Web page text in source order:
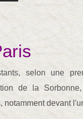
selon une
de la
notamment devant